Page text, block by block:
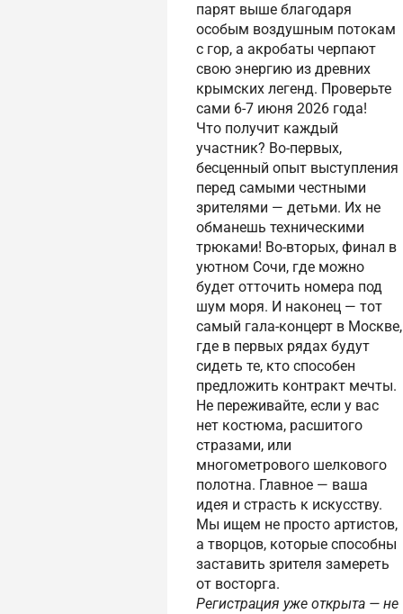
парят выше благодаря
особым воздушным потокам
с гор, а акробаты черпают
свою энергию из древних
крымских легенд. Проверьте
сами 6-7 июня 2026 года!
Что получит каждый
участник? Во-первых,
бесценный опыт выступления
перед самыми честными
зрителями — детьми. Их не
обманешь техническими
трюками! Во-вторых, финал в
уютном Сочи, где можно
будет отточить номера под
шум моря. И наконец — тот
самый гала-концерт в Москве,
где в первых рядах будут
сидеть те, кто способен
предложить контракт мечты.
Не переживайте, если у вас
нет костюма, расшитого
стразами, или
многометрового шелкового
полотна. Главное — ваша
идея и страсть к искусству.
Мы ищем не просто артистов,
а творцов, которые способны
заставить зрителя замереть
от восторга.
Регистрация уже открыта — не